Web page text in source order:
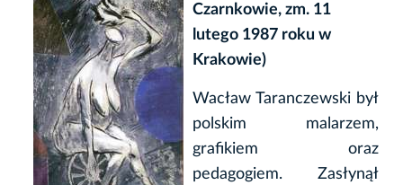
Czarnkowie, zm. 11
lutego 1987 roku w
Krakowie)
Wacław Taranczewski był
polskim malarzem,
grafikiem oraz
pedagogiem. Zasłynął